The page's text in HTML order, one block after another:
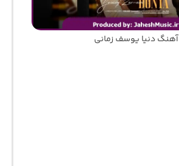
آهنگ دنیا یوسف زمانی